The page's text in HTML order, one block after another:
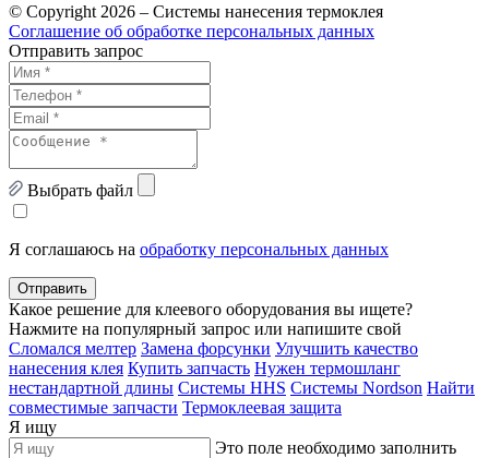
© Copyright 2026 – Системы нанесения термоклея
Соглашение об обработке персональных данных
Отправить запрос
Выбрать файл
Я соглашаюсь на обработку персональных данных
Отправить
Какое решение для клеевого оборудования вы ищете?
Нажмите на популярный запрос или напишите свой
Сломался мелтер Замена форсунки Улучшить качество
нанесения клея Купить запчасть Нужен термошланг
нестандартной длины Системы HHS Системы Nordson Найти
совместимые запчасти Термоклеевая защита
Я ищу
Это поле необходимо заполнить